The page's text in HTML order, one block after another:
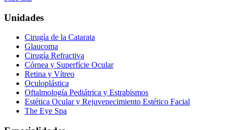
Unidades
Cirugía de la Catarata
Glaucoma
Cirugía Refractiva
Córnea y Superfície Ocular
Retina y Vítreo
Oculoplástica
Oftalmología Pediátrica y Estrabismos
Estética Ocular y Rejuvenecimiento Estético Facial
The Eye Spa